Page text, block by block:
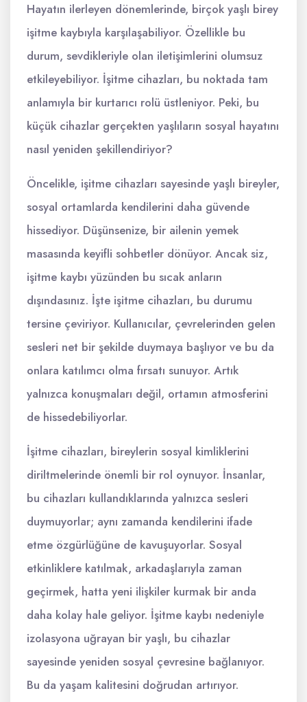
Hayatın ilerleyen dönemlerinde, birçok yaşlı birey
işitme kaybıyla karşılaşabiliyor. Özellikle bu
durum, sevdikleriyle olan iletişimlerini olumsuz
etkileyebiliyor. İşitme cihazları, bu noktada tam
anlamıyla bir kurtarıcı rolü üstleniyor. Peki, bu
küçük cihazlar gerçekten yaşlıların sosyal hayatını
nasıl yeniden şekillendiriyor?
Öncelikle, işitme cihazları sayesinde yaşlı bireyler,
sosyal ortamlarda kendilerini daha güvende
hissediyor. Düşünsenize, bir ailenin yemek
masasında keyifli sohbetler dönüyor. Ancak siz,
işitme kaybı yüzünden bu sıcak anların
dışındasınız. İşte işitme cihazları, bu durumu
tersine çeviriyor. Kullanıcılar, çevrelerinden gelen
sesleri net bir şekilde duymaya başlıyor ve bu da
onlara katılımcı olma fırsatı sunuyor. Artık
yalnızca konuşmaları değil, ortamın atmosferini
de hissedebiliyorlar.
İşitme cihazları, bireylerin sosyal kimliklerini
diriltmelerinde önemli bir rol oynuyor. İnsanlar,
bu cihazları kullandıklarında yalnızca sesleri
duymuyorlar; aynı zamanda kendilerini ifade
etme özgürlüğüne de kavuşuyorlar. Sosyal
etkinliklere katılmak, arkadaşlarıyla zaman
geçirmek, hatta yeni ilişkiler kurmak bir anda
daha kolay hale geliyor. İşitme kaybı nedeniyle
izolasyona uğrayan bir yaşlı, bu cihazlar
sayesinde yeniden sosyal çevresine bağlanıyor.
Bu da yaşam kalitesini doğrudan artırıyor.